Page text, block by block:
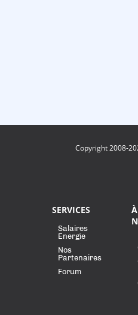
Copyright 2008-
SERVICES
Salaires
Energie
Nos
Partenaires
Forum